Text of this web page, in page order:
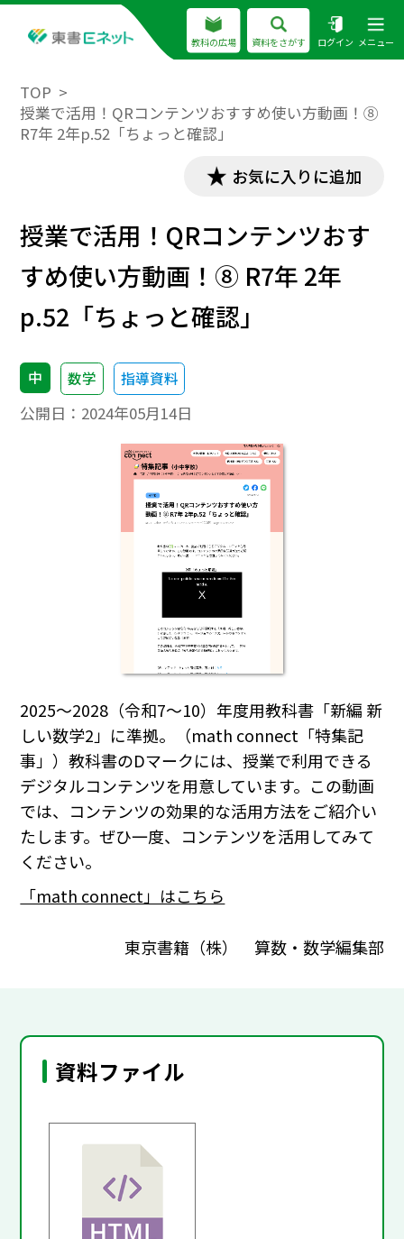
教科の広場 資料をさがす ログイン メニュー
TOP
授業で活用！QRコンテンツおすすめ使い方動画！⑧
R7年 2年p.52「ちょっと確認」
お気に入りに追加
授業で活用！QRコンテンツおす
すめ使い方動画！⑧ R7年 2年
p.52「ちょっと確認」
中 数学 指導資料
公開日： 2024年05月14日
2025～2028（令和7～10）年度用教科書「新編 新
しい数学2」に準拠。（math connect「特集記
事」）教科書のDマークには、授業で利用できる
デジタルコンテンツを用意しています。この動画
では、コンテンツの効果的な活用方法をご紹介い
たします。ぜひ一度、コンテンツを活用してみて
ください。
「math connect」はこちら
東京書籍（株） 算数・数学編集部
資料ファイル